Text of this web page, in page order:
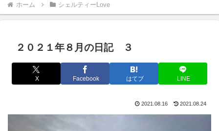
ホーム シェルティーLove
２０２１年８月の日記 ３
X Facebook はてブ LINE
2021.08.16 2021.08.24